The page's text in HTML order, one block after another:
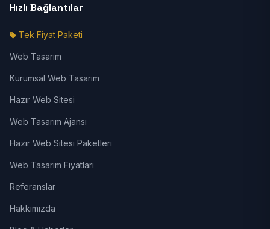
Hızlı Bağlantılar
Tek Fiyat Paketi
Web Tasarım
Kurumsal Web Tasarım
Hazır Web Sitesi
Web Tasarım Ajansı
Hazır Web Sitesi Paketleri
Web Tasarım Fiyatları
Referanslar
Hakkımızda